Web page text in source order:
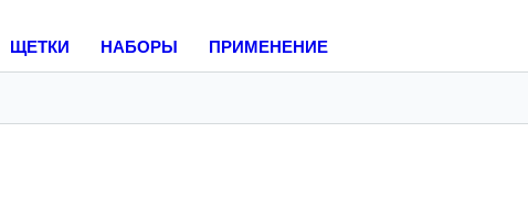
ЩЕТКИ НАБОРЫ ПРИМЕНЕНИЕ